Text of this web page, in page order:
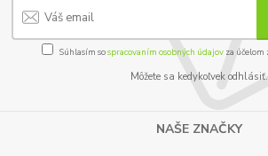
Súhlasím sospracovaním osobných údajov za účelom
Môžete sa kedykoľvek odhlásiť.
NAŠE ZNAČKY